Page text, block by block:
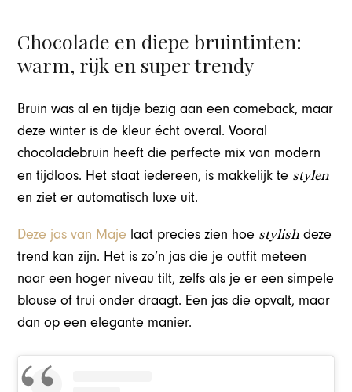
Chocolade en diepe bruintinten:
warm, rijk en super trendy
Bruin was al en tijdje bezig aan een comeback, maar
deze winter is de kleur écht overal. Vooral
chocoladebruin heeft die perfecte mix van modern
en tijdloos. Het staat iedereen, is makkelijk te stylen
en ziet er automatisch luxe uit.
Deze jas van Maje laat precies zien hoe stylish deze
trend kan zijn. Het is zo’n jas die je outfit meteen
naar een hoger niveau tilt, zelfs als je er een simpele
blouse of trui onder draagt. Een jas die opvalt, maar
dan op een elegante manier.